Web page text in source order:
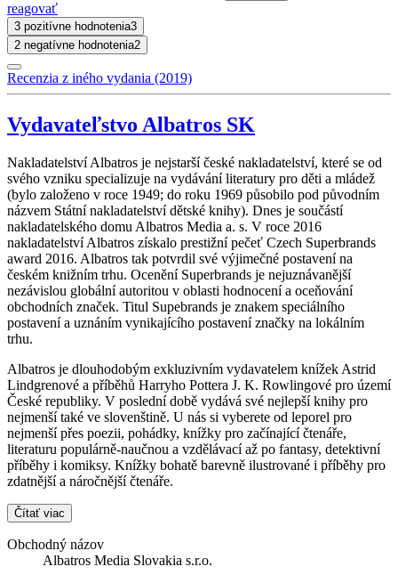
reagovať
3 pozitívne hodnotenia3
2 negatívne hodnotenia2
Recenzia z iného vydania (2019)
Vydavateľstvo Albatros SK
Nakladatelství Albatros je nejstarší české nakladatelství, které se od
svého vzniku specializuje na vydávání literatury pro děti a mládež
(bylo založeno v roce 1949; do roku 1969 působilo pod původním
názvem Státní nakladatelství dětské knihy). Dnes je součástí
nakladatelského domu Albatros Media a. s. V roce 2016
nakladatelství Albatros získalo prestižní pečeť Czech Superbrands
award 2016. Albatros tak potvrdil své výjimečné postavení na
českém knižním trhu. Ocenění Superbrands je nejuznávanější
nezávislou globální autoritou v oblasti hodnocení a oceňování
obchodních značek. Titul Supebrands je znakem speciálního
postavení a uznáním vynikajícího postavení značky na lokálním
trhu.
Albatros je dlouhodobým exkluzivním vydavatelem knížek Astrid
Lindgrenové a příběhů Harryho Pottera J. K. Rowlingové pro území
České republiky. V poslední době vydává své nejlepší knihy pro
nejmenší také ve slovenštině. U nás si vyberete od leporel pro
nejmenší přes poezii, pohádky, knížky pro začínající čtenáře,
literaturu populárně-naučnou a vzdělávací až po fantasy, detektivní
příběhy i komiksy. Knížky bohatě barevně ilustrované i příběhy pro
zdatnější a náročnější čtenáře.
Čítať viac
Obchodný názov
Albatros Media Slovakia s.r.o.